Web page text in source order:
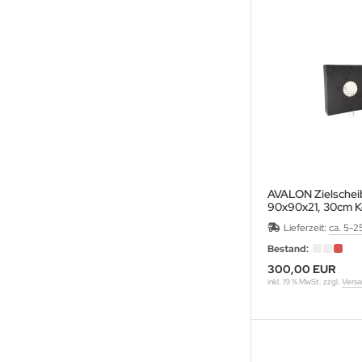
AVALON
90x90x21, 30cm
Lieferzeit: ca. 5-
Bestand:
300,00 EUR
inkl. 19 % MwSt. zzgl.